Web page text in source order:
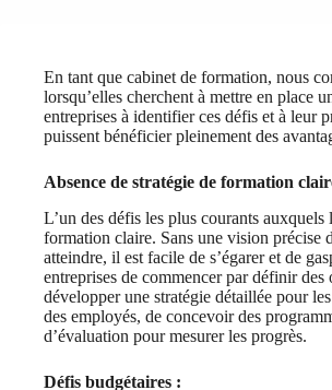
En tant que cabinet de formation, nous
lorsqu’elles cherchent à mettre en place
entreprises à identifier ces défis et à leur
puissent bénéficier pleinement des
Absence de stratégie de formation
L’un des défis les plus courants auxquels
formation claire. Sans une vision précise
atteindre, il est facile de s’égarer et de
entreprises de commencer par définir
développer une stratégie détaillée pour
des employés, de concevoir des
d’évaluation pour mesurer les progrès.
Défis budgétaires :